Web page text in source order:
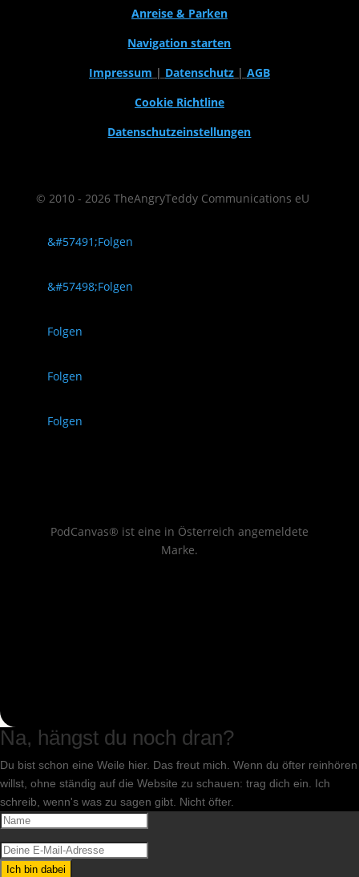
Anreise & Parken
Navigation starten
Impressum | Datenschutz| AGB
Cookie Richtline
Datenschutzeinstellungen
© 2010 - 2026 TheAngryTeddy Communications eU
Folgen
Folgen
Folgen
Folgen
Folgen
PodCanvas® ist eine in Österreich angemeldete
Marke.
Na, hängst du noch dran?
Du bist schon eine Weile hier. Das freut mich. Wenn du öfter reinhören
willst, ohne ständig auf die Website zu schauen: trag dich ein. Ich
schreib, wenn's was zu sagen gibt. Nicht öfter.
Ich bin dabei